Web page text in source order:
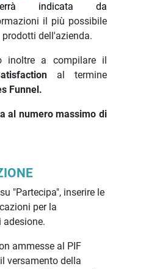
indicata da
il più possibile
dell'azienda.
inoltre a compilare il
al termine
Funnel.
al numero massimo di
"Partecipa", inserire le
per la
ammesse al PIF
versamento della